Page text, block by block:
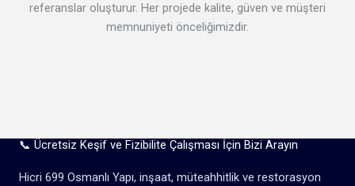
referanslar oluşturur. Her projede kalite, güven ve müşteri
memnuniyeti önceliğimizdir.
📞 Ücretsiz Keşif ve Fizibilite Çalışması İçin Bizi Arayın
Hicri 699 Osmanlı Yapı, inşaat, müteahhitlik ve restorasyon